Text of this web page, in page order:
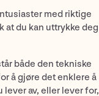
med riktige
at du kan uttrykke deg
både den tekniske
å gjøre det enklere å
av, eller lever for,